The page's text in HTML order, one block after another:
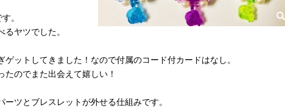
。
ヤツでした。
ットしてきました！なので付属のコード付カードはなし。
のでまた出会えて嬉しい！
ツとブレスレットが外せる仕組みです。